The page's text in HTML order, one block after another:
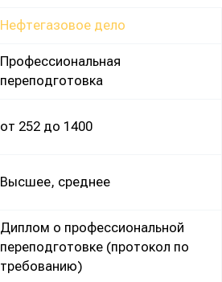
Нефтегазовое дело
Профессиональная
переподготовка
от 252 до 1400
Высшее, среднее
Диплом о профессиональной
переподготовке (протокол по
требованию)